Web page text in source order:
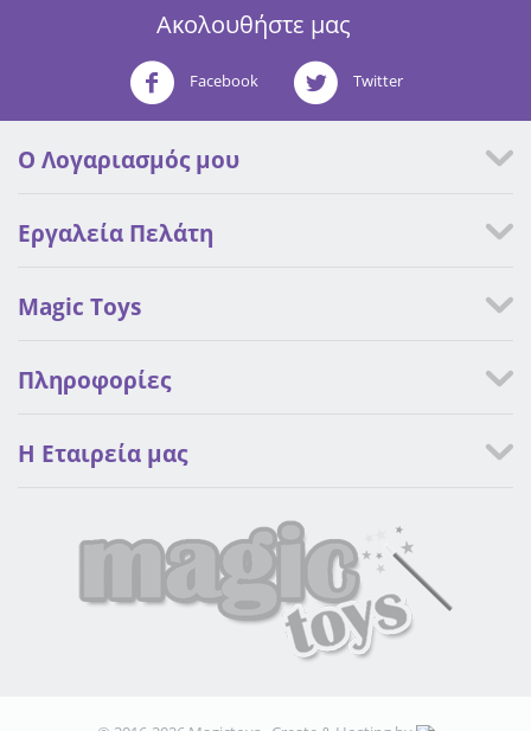
Ακολουθήστε μας
Facebook Twitter
Ο Λογαριασμός μου
Εργαλεία Πελάτη
Magic Toys
Πληροφορίες
Η Eταιρεία μας